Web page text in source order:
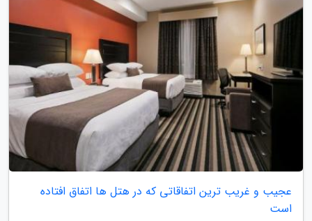
عجیب و غریب ترین اتفاقاتی که در هتل ها اتفاق افتاده
است